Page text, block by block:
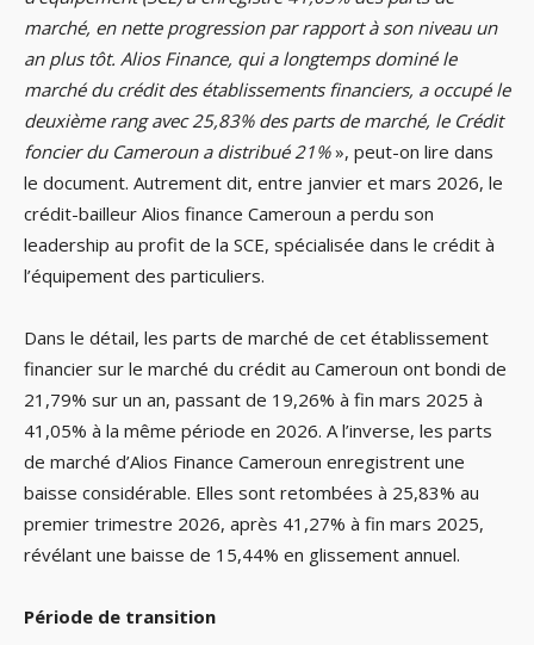
marché, en nette progression par rapport à son niveau un
an plus tôt. Alios Finance, qui a longtemps dominé le
marché du crédit des établissements financiers, a occupé le
deuxième rang avec 25,83% des parts de marché, le Crédit
foncier du Cameroun a distribué 21%», peut-on lire dans
le document. Autrement dit, entre janvier et mars 2026, le
crédit-bailleur Alios finance Cameroun a perdu son
leadership au profit de la SCE, spécialisée dans le crédit à
l’équipement des particuliers.
Dans le détail, les parts de marché de cet établissement
financier sur le marché du crédit au Cameroun ont bondi de
21,79% sur un an, passant de 19,26% à fin mars 2025 à
41,05% à la même période en 2026. A l’inverse, les parts
de marché d’Alios Finance Cameroun enregistrent une
baisse considérable. Elles sont retombées à 25,83% au
premier trimestre 2026, après 41,27% à fin mars 2025,
révélant une baisse de 15,44% en glissement annuel.
Période de transition